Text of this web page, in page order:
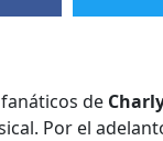
de
Por el